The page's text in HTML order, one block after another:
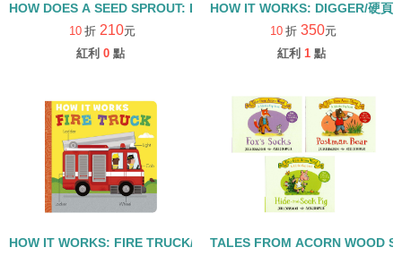
HOW DOES A SEED SPROUT: LIFE CYCLES WITH THE VERY
10 折 210元
紅利 0 點
HOW IT WORKS: DIGGER/硬頁
10 折 350元
紅利 1 點
HOW IT WORKS: FIRE TRUCK/硬頁書TALES FROM ACORN WOOD